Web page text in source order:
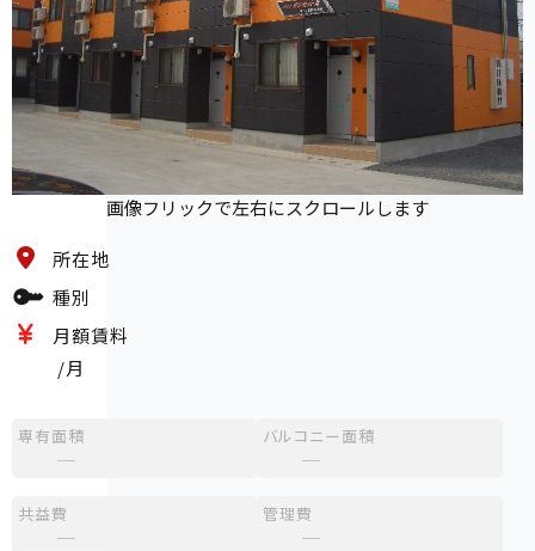
所在地
種別
月額賃料
/月
専有面積
─
バルコニー面積
─
共益費
─
管理費
─
画像フリックで左右にスクロールします